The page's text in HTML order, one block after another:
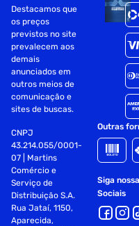
Destacamos que
os preços
previstos no site
prevalecem aos
demais
anunciados em
outros meios de
comunicação e
sites de buscas.
CNPJ
43.214.055/0001-
07 | Martins
Comércio e
Serviço de
Distribuição S.A.
Rua Jataí, 1150,
Aparecida,
Outras
Siga
Sociais